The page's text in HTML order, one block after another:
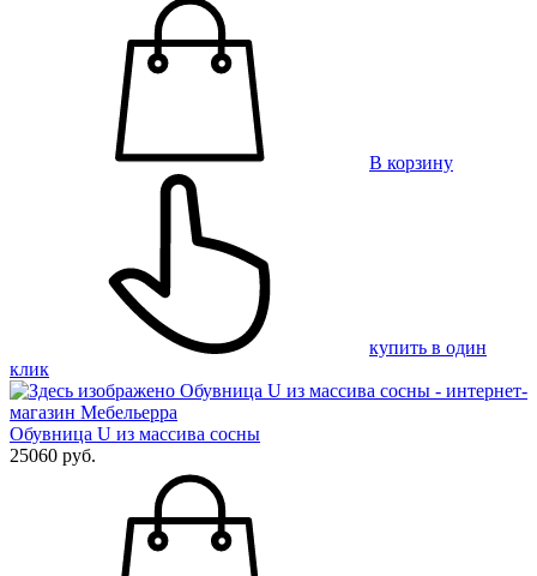
В корзину
купить в один
клик
Обувница U из массива сосны
25060 руб.